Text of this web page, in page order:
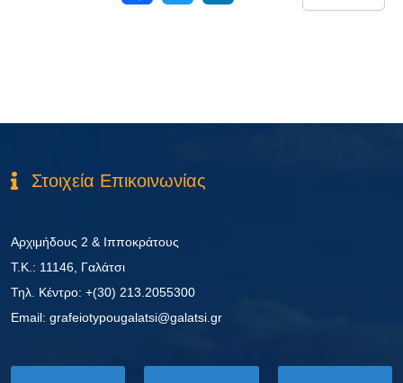
Στοιχεία Επικοινωνίας
Αρχιμήδους 2 & Ιπποκράτους
Τ.Κ.: 11146, Γαλάτσι
Τηλ. Κέντρο: +(30) 213.2055300
Εmail: grafeiotypougalatsi@galatsi.gr